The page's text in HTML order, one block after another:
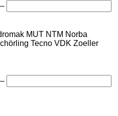
–
MUT NTM Norba
Tecno VDK Zoeller
–